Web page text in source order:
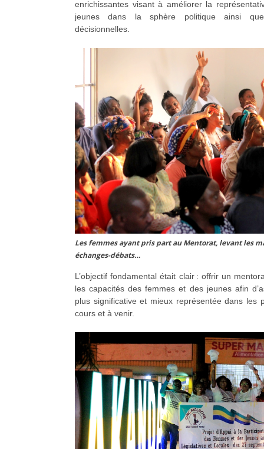
enrichissantes visant à améliorer la
jeunes dans la sphère politique ainsi
décisionnelles.
Les femmes ayant pris part au Mentorat, levant les
échanges-débats…
L’objectif fondamental était clair : offrir un
les capacités des femmes et des jeunes afin
plus significative et mieux représentée dans les
cours et à venir.